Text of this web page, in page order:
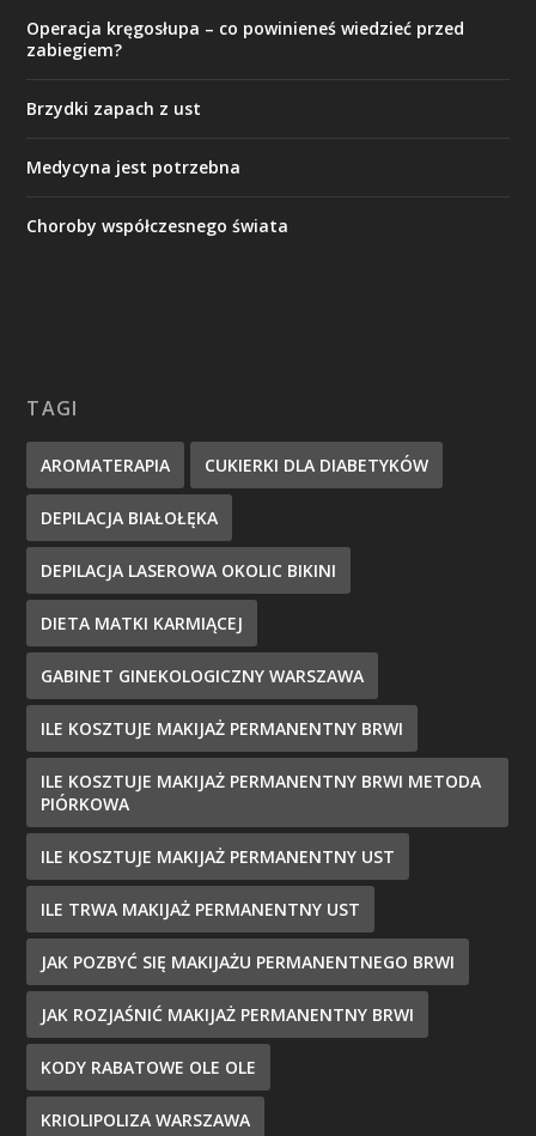
Operacja kręgosłupa – co powinieneś wiedzieć przed
zabiegiem?
Brzydki zapach z ust
Medycyna jest potrzebna
Choroby współczesnego świata
TAGI
AROMATERAPIA CUKIERKI DLA DIABETYKÓW
DEPILACJA BIAŁOŁĘKA
DEPILACJA LASEROWA OKOLIC BIKINI
DIETA MATKI KARMIĄCEJ
GABINET GINEKOLOGICZNY WARSZAWA
ILE KOSZTUJE MAKIJAŻ PERMANENTNY BRWI
ILE KOSZTUJE MAKIJAŻ PERMANENTNY BRWI METODA
PIÓRKOWA
ILE KOSZTUJE MAKIJAŻ PERMANENTNY UST
ILE TRWA MAKIJAŻ PERMANENTNY UST
JAK POZBYĆ SIĘ MAKIJAŻU PERMANENTNEGO BRWI
JAK ROZJAŚNIĆ MAKIJAŻ PERMANENTNY BRWI
KODY RABATOWE OLE OLE
KRIOLIPOLIZA WARSZAWA